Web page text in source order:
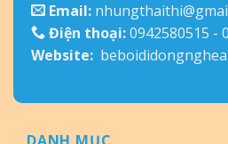
Email:
Điện thoại:0942580515 -
Website: